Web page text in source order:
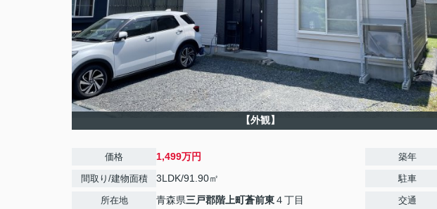
【外観】
価格 1,499万円
間取り/建物面積 3LDK/91.90㎡
所在地 青森県三戸郡階上町蒼前東４丁目
築年
駐車
交通